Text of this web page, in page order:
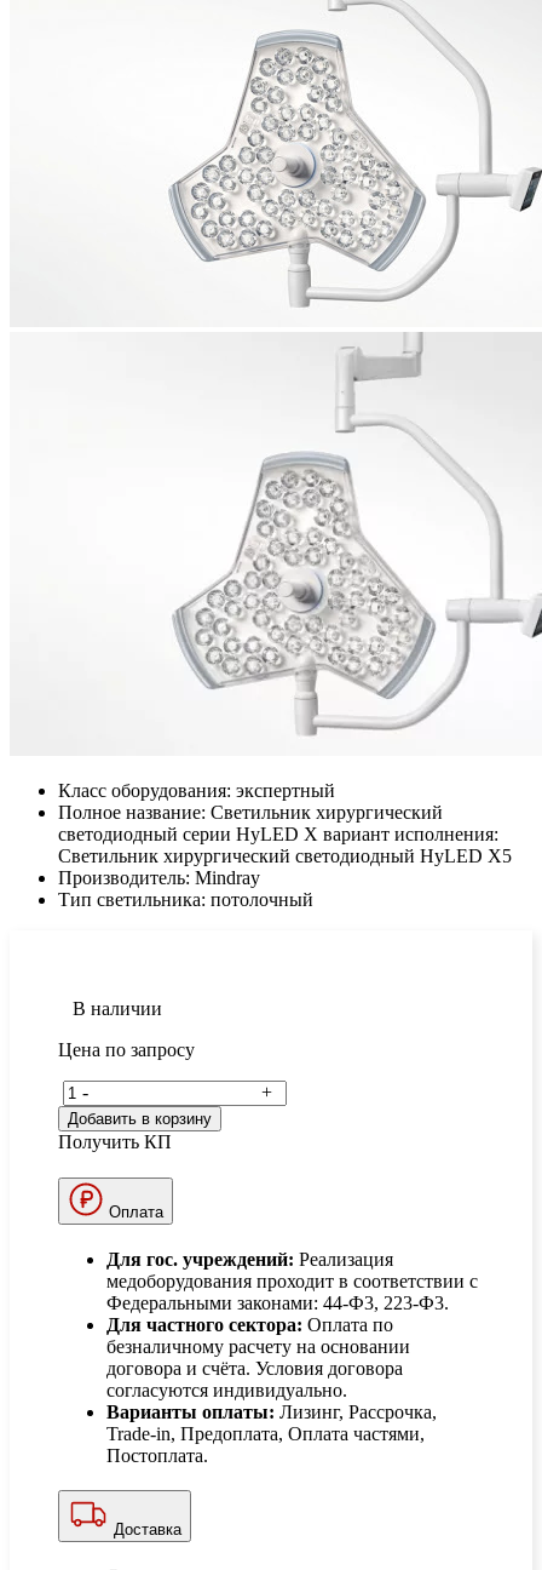
Класс оборудования: экспертный
Полное название: Светильник хирургический
светодиодный серии HyLED X вариант исполнения:
Светильник хирургический светодиодный HyLED X5
Производитель: Mindray
Тип светильника: потолочный
В наличии
Цена по запросу
- +
Добавить в корзину
Получить КП
Оплата
Для гос. учреждений: Реализация
медоборудования проходит в соответствии с
Федеральными законами: 44-Ф3, 223-Ф3.
Для частного сектора: Оплата по
безналичному расчету на основании
договора и счёта. Условия договора
согласуются индивидуально.
Варианты оплаты: Лизинг, Рассрочка,
Trade-in, Предоплата, Оплата частями,
Постоплата.
Доставка